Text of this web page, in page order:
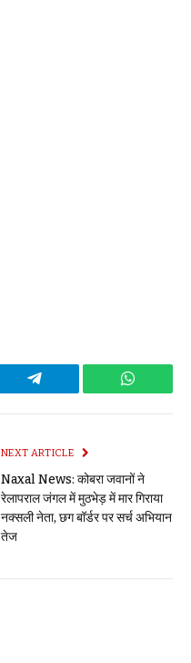
Telegram
NEXT ARTICLE
Naxal News: कोबरा जवानों ने
रेलापराल जंगल में मुठभेड़ में मार गिराया
नक्सली नेता, छग बॉर्डर पर सर्च अभियान
तेज